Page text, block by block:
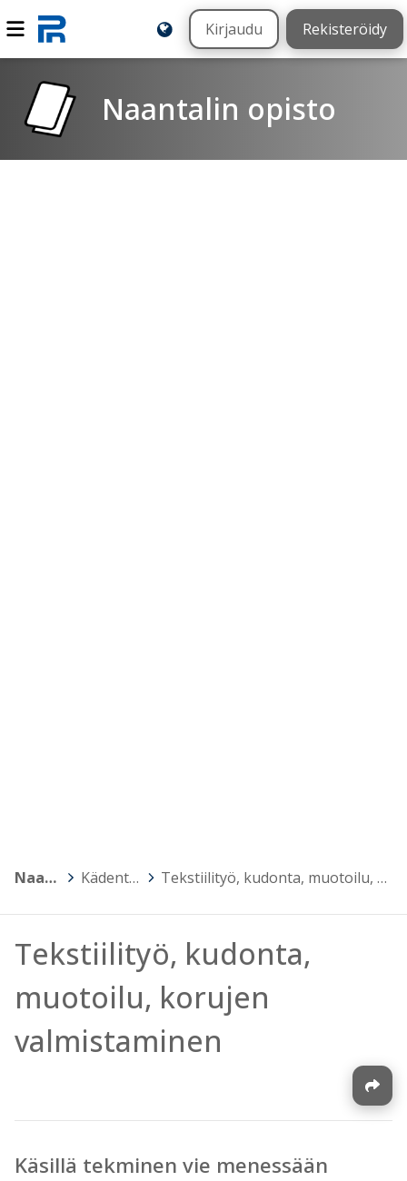
Kirjaudu Rekisteröidy
Naantalin opisto
Naantalin opisto > Kädentaidot ja muotoilu > Tekstiilityö, kudonta, muotoilu, korujen valmistaminen
Tekstiilityö, kudonta,
muotoilu, korujen
valmistaminen
Käsillä tekminen vie menessään